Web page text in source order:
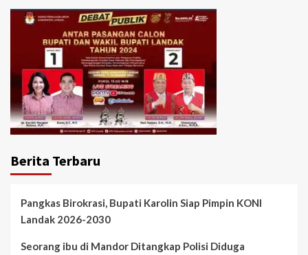
Berita Terbaru
Pangkas Birokrasi, Bupati Karolin Siap Pimpin KONI
Landak 2026-2030
Seorang ibu di Mandor Ditangkap Polisi Diduga